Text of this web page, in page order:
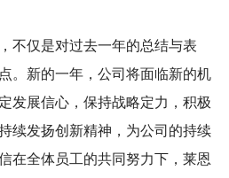
仅是对过去一年的总结与表
。新的一年，公司将面临新的机
发展信心，保持战略定力，积极
续发扬创新精神，为公司的持续
在全体员工的共同努力下，莱恩